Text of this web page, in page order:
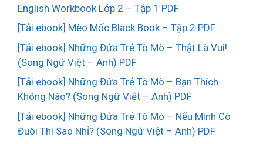
English Workbook Lớp 2 – Tập 1 PDF
[Tải ebook] Mèo Mốc Black Book – Tập 2 PDF
[Tải ebook] Những Đứa Trẻ Tò Mò – Thật Là Vui!
(Song Ngữ Việt – Anh) PDF
[Tải ebook] Những Đứa Trẻ Tò Mò – Bạn Thích
Không Nào? (Song Ngữ Việt – Anh) PDF
[Tải ebook] Những Đứa Trẻ Tò Mò – Nếu Mình Có
Đuôi Thì Sao Nhỉ? (Song Ngữ Việt – Anh) PDF